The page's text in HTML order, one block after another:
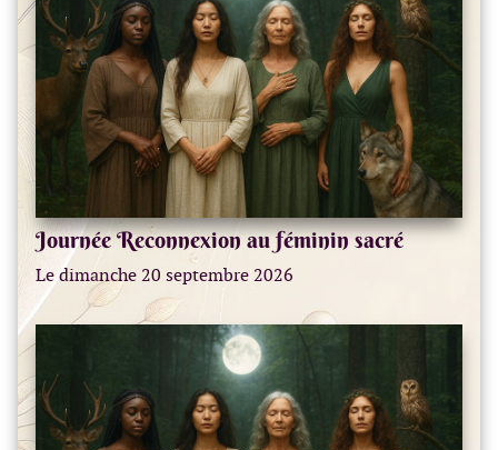
Journée Reconnexion au féminin sacré
Le dimanche 20 septembre 2026